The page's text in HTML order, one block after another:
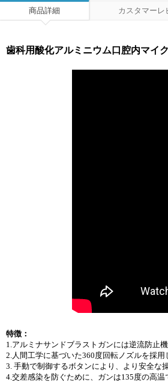
商品詳細 カスタマーレ
歯科用酸化アルミニウム口腔内マイ
特徴：
1.アルミナサンドブラストガンには逆流防止
2.人間工学に基づいた360度回転ノズルを採
3. 手動で制御するボタンにより、より安全な
4.交差感染を防ぐために、ガンは135度の高温